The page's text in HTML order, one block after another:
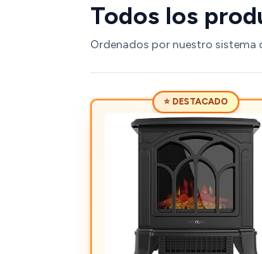
Todos los
Ordenados por nuestro sistema
⭐ DESTACADO